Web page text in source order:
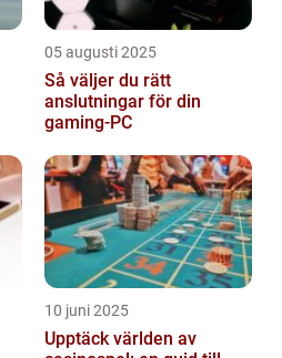
05 augusti 2025
Så väljer du rätt
anslutningar för din
gaming-PC
10 juni 2025
Upptäck världen av